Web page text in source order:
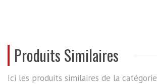
Produits Similaires
Ici les produits similaires de la catégorie